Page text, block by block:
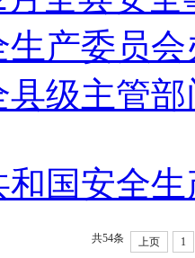
生产委员
县级主管
国安全
共54条 上页 1